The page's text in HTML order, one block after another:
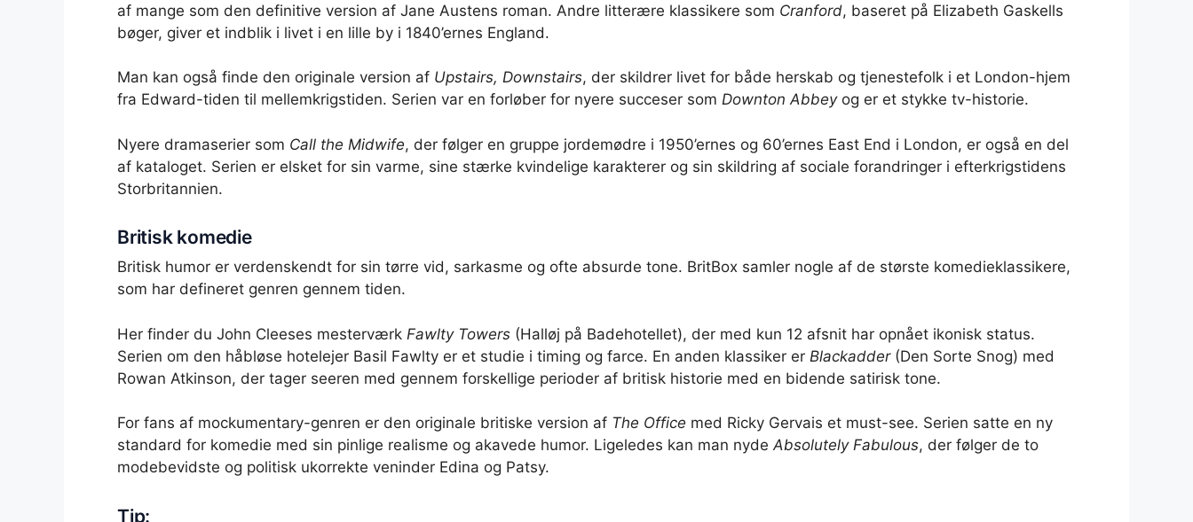
af mange som den definitive version af Jane Austens roman. Andre litterære klassikere som Cranford, baseret på Elizabeth Gaskells
bøger, giver et indblik i livet i en lille by i 1840’ernes England.
Man kan også finde den originale version af Upstairs, Downstairs, der skildrer livet for både herskab og tjenestefolk i et London-hjem
fra Edward-tiden til mellemkrigstiden. Serien var en forløber for nyere succeser som Downton Abbeyog er et stykke tv-historie.
Nyere dramaserier som Call the Midwife, der følger en gruppe jordemødre i 1950’ernes og 60’ernes East End i London, er også en del
af kataloget. Serien er elsket for sin varme, sine stærke kvindelige karakterer og sin skildring af sociale forandringer i efterkrigstidens
Storbritannien.
Britisk komedie
Britisk humor er verdenskendt for sin tørre vid, sarkasme og ofte absurde tone. BritBox samler nogle af de største komedieklassikere,
som har defineret genren gennem tiden.
Her finder du John Cleeses mesterværk Fawlty Towers (Halløj på Badehotellet), der med kun 12 afsnit har opnået ikonisk status.
Serien om den håbløse hotelejer Basil Fawlty er et studie i timing og farce. En anden klassiker er Blackadder(Den Sorte Snog) med
Rowan Atkinson, der tager seeren med gennem forskellige perioder af britisk historie med en bidende satirisk tone.
For fans af mockumentary-genren er den originale britiske version af The Office med Ricky Gervais et must-see. Serien satte en ny
standard for komedie med sin pinlige realisme og akavede humor. Ligeledes kan man nydeAbsolutely Fabulous, der følger de to
modebevidste og politisk ukorrekte veninder Edina og Patsy.
Tip: